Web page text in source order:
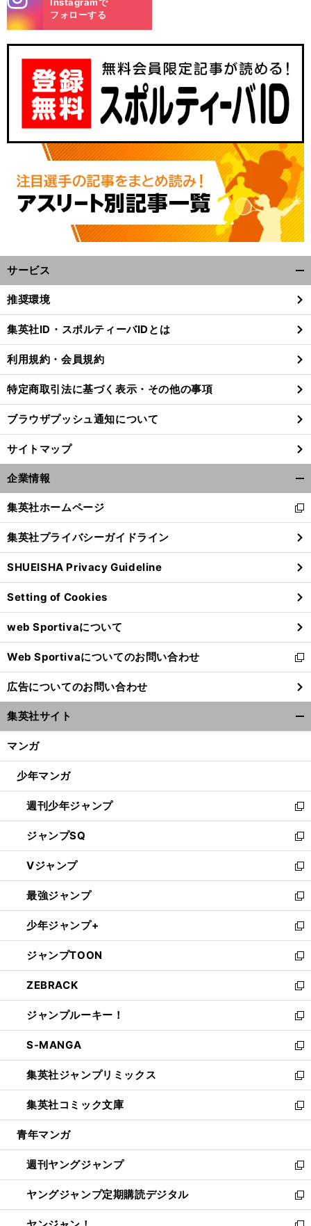
。
前
へ
m
フォローする
サービス
閉
る
推奨環境
集英社ID・スポルティーバIDとは
利用規約・会員規約
特定商取引法に基づく表示・その他の事項
ブラウザプッシュ通知について
サイトマップ
企業情報
閉
る
集英社ホームページ
新
し
い
ウ
ィ
ン
ド
ウ
で
開
く
集英社プライバシーガイドライン
SHUEISHA Privacy Guideline
Setting of Cookies
web Sportivaについて
Web Sportivaについてのお問い合わせ
新
し
い
ウ
ィ
ン
ウ
開
く
広告についてのお問い合わせ
集英社サイト
マンガ
少年マンガ
週刊少年ジャンプ
新
し
い
ウ
ィ
ン
ド
ウ
で
開
く
ジャンプSQ
新
し
い
ウ
ィ
ン
ド
ウ
で
開
く
Vジャンプ
新
し
い
ウ
ィ
ン
ド
ウ
で
開
く
最強ジャンプ
新
し
い
ウ
ィ
ン
ド
ウ
で
開
く
少年ジャンプ+
新
し
い
ウ
ィ
ン
ド
ウ
で
開
く
ジャンプTOON
新
し
い
ウ
ィ
ン
ド
ウ
で
開
く
ZEBRACK
新
し
い
ウ
ィ
ン
ド
ウ
で
開
ジャンプルーキー！
新
し
い
ウ
ィ
ン
ド
ウ
開
く
S-MANGA
新
し
い
ウ
ィ
ン
ウ
で
開
く
集英社ジャンプリミックス
新
し
い
ウ
ン
ド
ウ
で
開
集英社コミック文庫
新
し
ウ
ィ
ン
ド
ウ
青年マンガ
週刊ヤングジャンプ
新
し
い
ウ
ヤングジャンプ定期購読デジタル
新
し